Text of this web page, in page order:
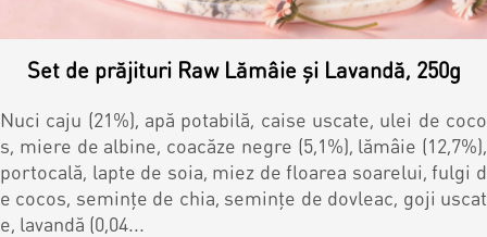
Set de prăjituri Raw Lămâie și Lavandă, 250g
Nuci caju (21%), apă potabilă, caise uscate, ulei de coco
s, miere de albine, coacăze negre (5,1%), lămâie (12,7%),
portocală, lapte de soia, miez de floarea soarelui, fulgi d
e cocos, semințe de chia, semințe de dovleac, goji uscat
e, lavandă (0,04...